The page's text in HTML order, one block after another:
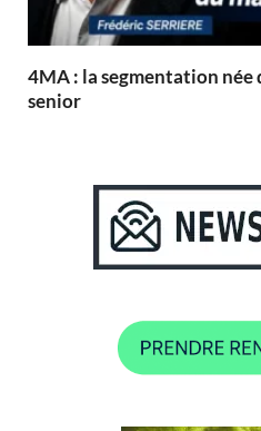
4MA : la segmentation
senior